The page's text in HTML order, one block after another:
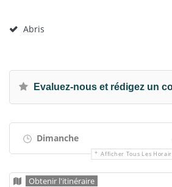
Abris
Evaluez-nous et rédigez un
Dimanche
Afficher Tous Les
Obtenir l'itinéraire